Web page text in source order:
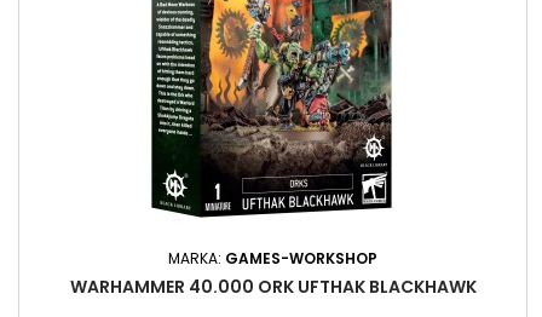
MARKA: GAMES-WORKSHOP
WARHAMMER 40.000 ORK UFTHAK BLACKHAWK